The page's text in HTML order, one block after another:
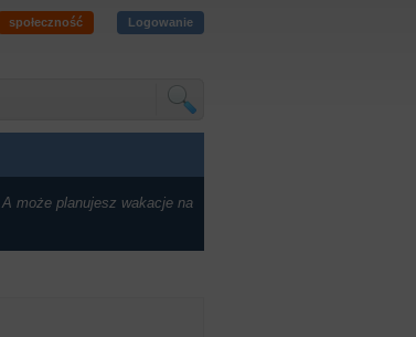
społeczność Logowanie
może planujesz wakacje na